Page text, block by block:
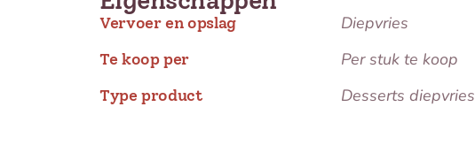
Vervoer en opslag Diepvries
Te koop per Per stuk te koop
Type product Desserts diepvries